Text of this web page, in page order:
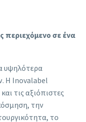
περιεχόμενο σε ένα
υψηλότερα
Η Inovalabel
τις αξιόπιστες
την
το